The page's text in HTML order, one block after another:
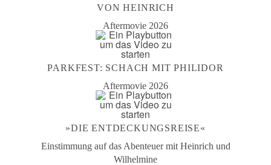
VON HEINRICH
Aftermovie 2026
PARKFEST: SCHACH MIT PHILIDOR
Aftermovie 2026
»DIE ENTDECKUNGSREISE«
Einstimmung auf das Abenteuer mit Heinrich und
Wilhelmine